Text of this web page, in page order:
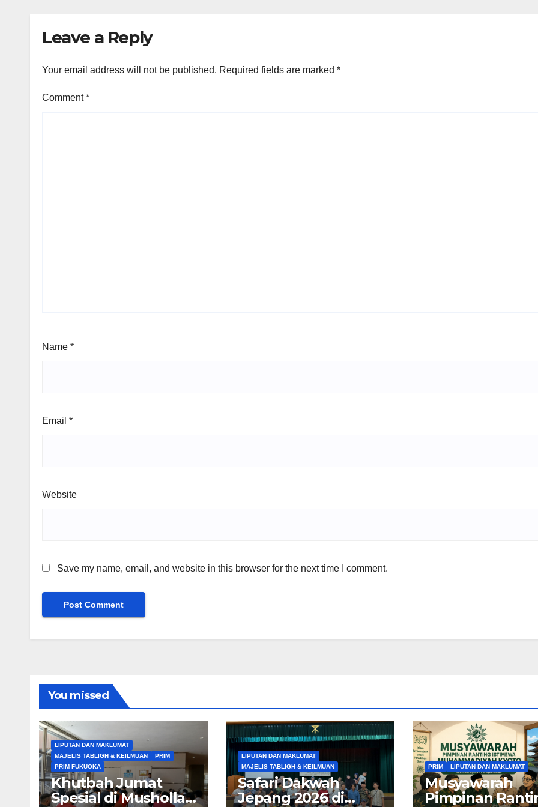
Leave a Reply
Your email address will not be published. Required fields are marked *
Comment*
Name *
Email *
Website
Save my name, email, and website in this browser for the next time I comment.
You missed
LIPUTAN DAN MAKLUMAT
MAJELIS TABLIGH & KEILMUAN
PRIM
PRIM FUKUOKA
Khutbah Jumat
Spesial di Musholla
LIPUTAN DAN MAKLUMAT
MAJELIS TABLIGH & KEILMUAN
Safari Dakwah
Jepang 2026 di
PRIM LIPUTAN DAN MAKLUMAT
Musyawarah
Pimpinan